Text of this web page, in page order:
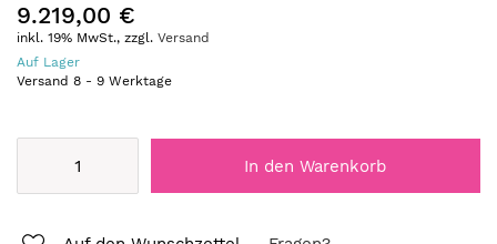
9.219,00 €
inkl. 19% MwSt., zzgl. Versand
Auf Lager
Versand 8 - 9 Werktage
In den Warenkorb